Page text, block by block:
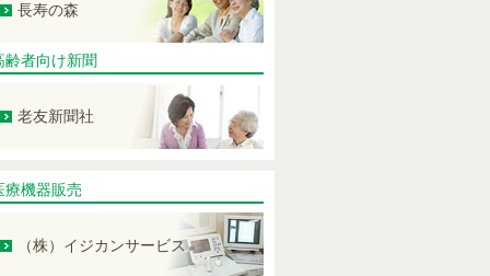
長寿の森
齢者向け新聞
老友新聞社
療機器販売
（株）イジカンサービス